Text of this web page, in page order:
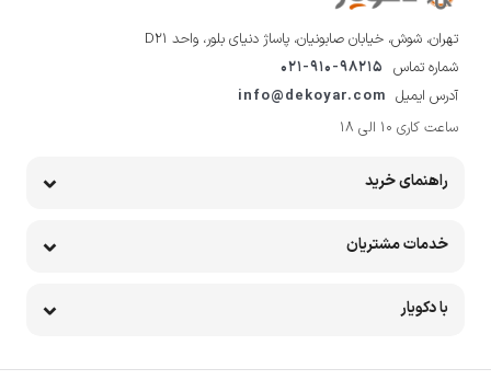
تهران، شوش، خیابان صابونیان، پاساژ دنیای بلور، واحد D21
شماره تماس 021-910-98215
آدرس ایمیل info@dekoyar.com
ساعت کاری 10 الی 18
راهنمای خرید
خدمات مشتریان
با دکویار